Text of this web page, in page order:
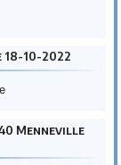
10-2022
Menneville